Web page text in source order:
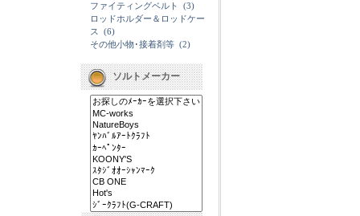
ファイティングベルト
(3)
ロッドホルダー＆ロッドケー
ス
(6)
その他小物･接着剤等 (2)
ソルトメーカー